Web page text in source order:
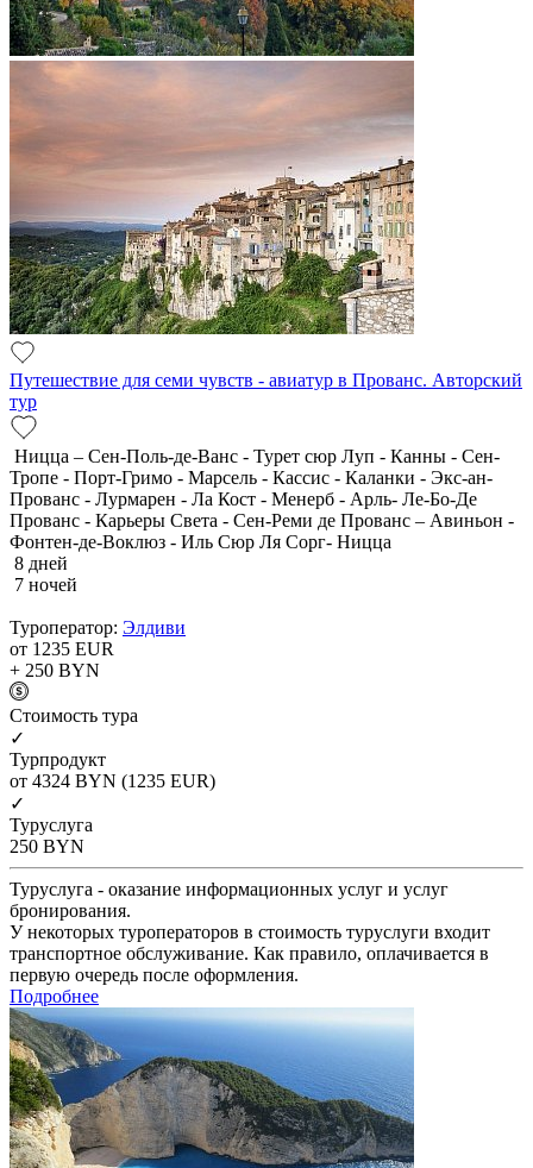
Путешествие для семи чувств - авиатур в Прованс. Авторский
тур
Ницца – Сен-Поль-де-Ванс - Турет сюр Луп - Канны - Сен-
Тропе - Порт-Гримо - Марсель - Кассис - Каланки - Экс-ан-
Прованс - Лурмарен - Ла Кост - Менерб - Арль- Ле-Бо-Де
Прованс - Карьеры Света - Сен-Реми де Прованс – Авиньон -
Фонтен-де-Воклюз - Иль Сюр Ля Сорг- Ницца
8 дней
7 ночей
Туроператор: Элдиви
от 1235 EUR
+ 250 BYN
Cтоимость тура
✓
Турпродукт
от 4324 BYN (1235 EUR)
✓
Туруслуга
250 BYN
Туруслуга - оказание информационных услуг и услуг
бронирования.
У некоторых туроператоров в стоимость туруслуги входит
транспортное обслуживание. Как правило, оплачивается в
первую очередь после оформления.
Подробнее